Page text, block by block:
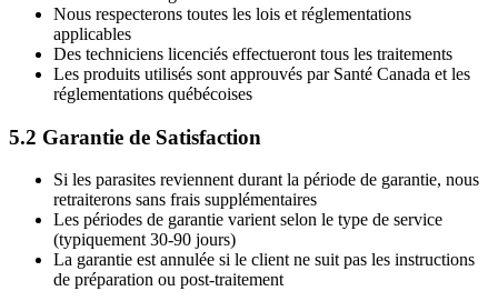
Nous respecterons toutes les lois et réglementations
applicables
Des techniciens licenciés effectueront tous les traitements
Les produits utilisés sont approuvés par Santé Canada et les
réglementations québécoises
5.2 Garantie de Satisfaction
Si les parasites reviennent durant la période de garantie, nous
retraiterons sans frais supplémentaires
Les périodes de garantie varient selon le type de service
(typiquement 30-90 jours)
La garantie est annulée si le client ne suit pas les instructions
de préparation ou post-traitement